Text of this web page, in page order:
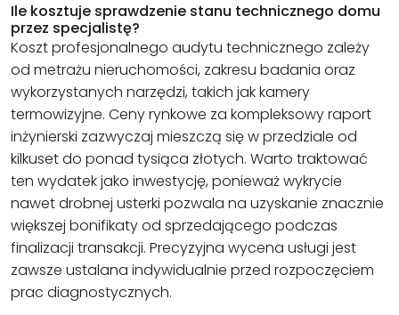
Ile kosztuje sprawdzenie stanu technicznego domu
przez specjalistę?
Koszt profesjonalnego audytu technicznego zależy
od metrażu nieruchomości, zakresu badania oraz
wykorzystanych narzędzi, takich jak kamery
termowizyjne. Ceny rynkowe za kompleksowy raport
inżynierski zazwyczaj mieszczą się w przedziale od
kilkuset do ponad tysiąca złotych. Warto traktować
ten wydatek jako inwestycję, ponieważ wykrycie
nawet drobnej usterki pozwala na uzyskanie znacznie
większej bonifikaty od sprzedającego podczas
finalizacji transakcji. Precyzyjna wycena usługi jest
zawsze ustalana indywidualnie przed rozpoczęciem
prac diagnostycznych.